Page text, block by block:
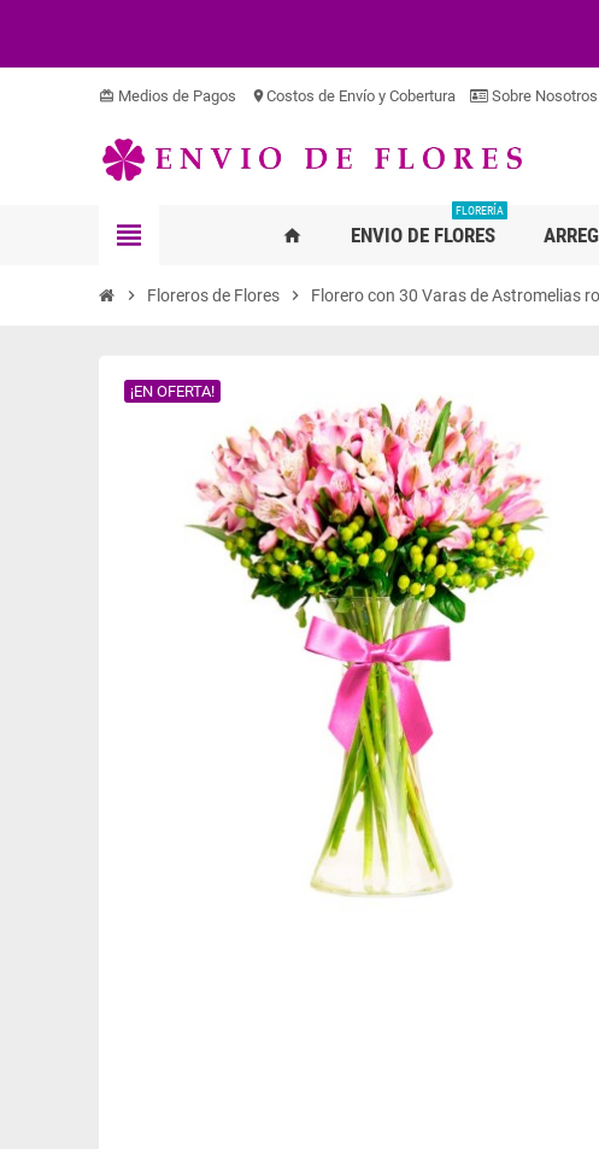
card_giftcard Medios de Pagos location_onCostos de Envío y Cobertura Sobre Nosotros
view_headline home ENVIO DE FLORES
FLORERÍA
chevron_right Floreros de Flores chevron_right Florero con 30 Varas de Astromelias
¡EN OFERTA!